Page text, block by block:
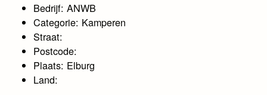
Bedrijf: ANWB
Categorie: Kamperen
Straat:
Postcode:
Plaats: Elburg
Land: